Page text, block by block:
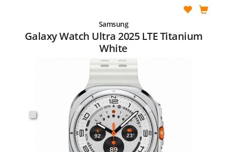
Samsung
Galaxy Watch Ultra 2025 LTE Titanium
White